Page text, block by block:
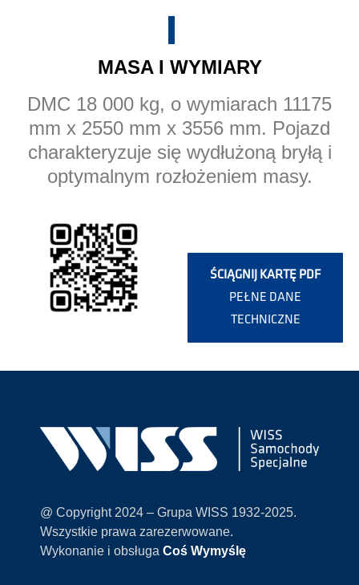
MASA I WYMIARY
DMC 18 000 kg, o wymiarach 11175
mm x 2550 mm x 3556 mm. Pojazd
charakteryzuje się wydłużoną bryłą i
optymalnym rozłożeniem masy.
ŚCIĄGNIJ KARTĘ PDF
PEŁNE DANE
TECHNICZNE
@ Copyright 2024 – Grupa WISS 1932-2025.
Wszystkie prawa zarezerwowane.
Wykonanie i obsługa Coś Wymyślę